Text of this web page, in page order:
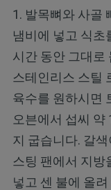
1. 발목뼈와 사골
냄비에 넣고 식초
시간 동안 그대로
스테인리스 스틸
육수를 원하시면
오븐에서 섭씨 약
지 굽습니다. 갈
스팅 팬에서 지방
넣고 센 불에 올